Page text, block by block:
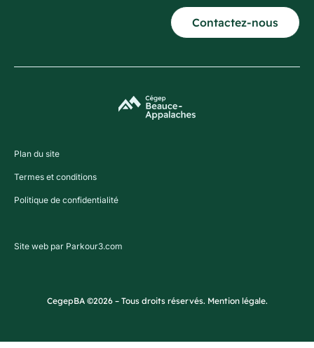
Contactez-nous
Plan du site
Termes et conditions
Politique de confidentialité
Site web par Parkour3.com
CegepBA ©2026 – Tous droits réservés. Mention légale.